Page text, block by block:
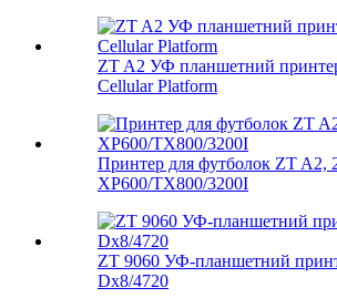
ZT A2 УФ планшетний
Cellular Platform
Принтер для футболок ZT A2,
XP600/TX800/3200I
ZT 9060 УФ-планшетний
Dx8/4720